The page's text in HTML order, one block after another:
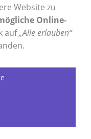
das Original
Website zu
Online-
auf„Alle erlauben“